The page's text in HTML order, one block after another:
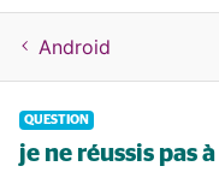
Android
QUESTION
je ne réussis pas